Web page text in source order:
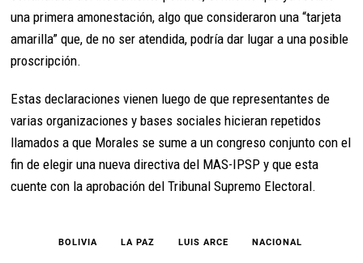
una primera amonestación, algo que consideraron una “tarjeta
amarilla” que, de no ser atendida, podría dar lugar a una posible
proscripción.
Estas declaraciones vienen luego de que representantes de
varias organizaciones y bases sociales hicieran repetidos
llamados a que Morales se sume a un congreso conjunto con el
fin de elegir una nueva directiva del MAS-IPSP y que esta
cuente con la aprobación del Tribunal Supremo Electoral.
BOLIVIA LA PAZ LUIS ARCE NACIONAL